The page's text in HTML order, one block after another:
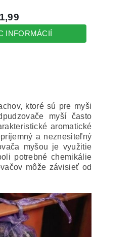
ktoré sú pre myši
myší často
aromatické
a neznesiteľný
myšou je využitie
potrebné chemikálie
môže závisieť od